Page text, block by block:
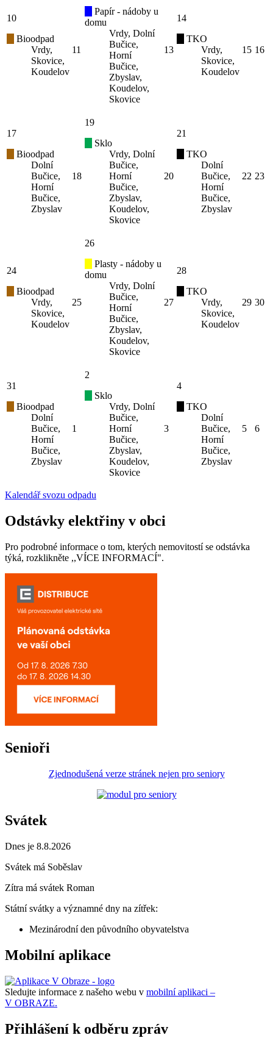
10
Bioodpad
Vrdy,
Skovice,
Koudelov
11
Papír - nádoby u
domu
Vrdy, Dolní
Bučice,
Horní
Bučice,
Zbyslav,
Koudelov,
Skovice
13
14
TKO
Vrdy,
Skovice,
Koudelov
15 16
17
Bioodpad
Dolní
Bučice,
Horní
Bučice,
Zbyslav
18
19
Sklo
Vrdy, Dolní
Bučice,
Horní
Bučice,
Zbyslav,
Koudelov,
Skovice
20
21
TKO
Dolní
Bučice,
Horní
Bučice,
Zbyslav
22 23
24
Bioodpad
Vrdy,
Skovice,
Koudelov
25
26
Plasty - nádoby u
domu
Vrdy, Dolní
Bučice,
Horní
Bučice,
Zbyslav,
Koudelov,
Skovice
27
28
TKO
Vrdy,
Skovice,
Koudelov
29 30
31
Bioodpad
Dolní
Bučice,
Horní
Bučice,
Zbyslav
1
2
Sklo
Vrdy, Dolní
Bučice,
Horní
Bučice,
Zbyslav,
Koudelov,
Skovice
3
4
TKO
Dolní
Bučice,
Horní
Bučice,
Zbyslav
5 6
Kalendář svozu odpadu
Odstávky elektřiny v obci
Pro podrobné informace o tom, kterých nemovitostí se odstávka
týká, rozklikněte ,,VÍCE INFORMACÍ".
Senioři
Zjednodušená verze stránek nejen pro seniory
Svátek
Dnes je 8.8.2026
Svátek má Soběslav
Zítra má svátek Roman
Státní svátky a významné dny na zítřek:
Mezinárodní den původního obyvatelstva
Mobilní aplikace
Sledujte informace z našeho webu v mobilní aplikaci –
V OBRAZE.
Přihlášení k odběru zpráv